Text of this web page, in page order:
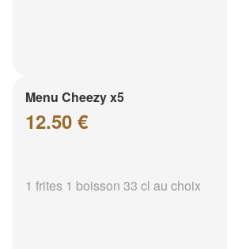
Menu Cheezy x5
12.50 €
1 frites 1 boisson 33 cl au choix